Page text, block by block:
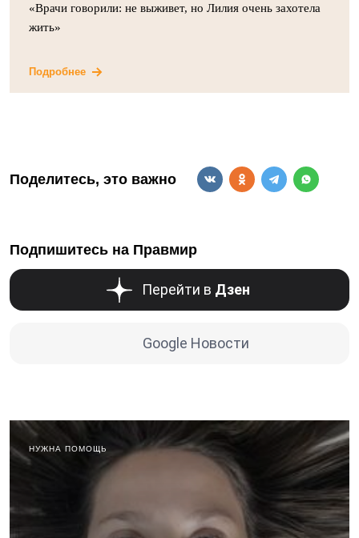
«Врачи говорили: не выживет, но Лилия очень захотела
жить»
Подробнее
Поделитесь, это важно
Подпишитесь на Правмир
Перейти в Дзен
Google Новости
НУЖНА ПОМОЩЬ